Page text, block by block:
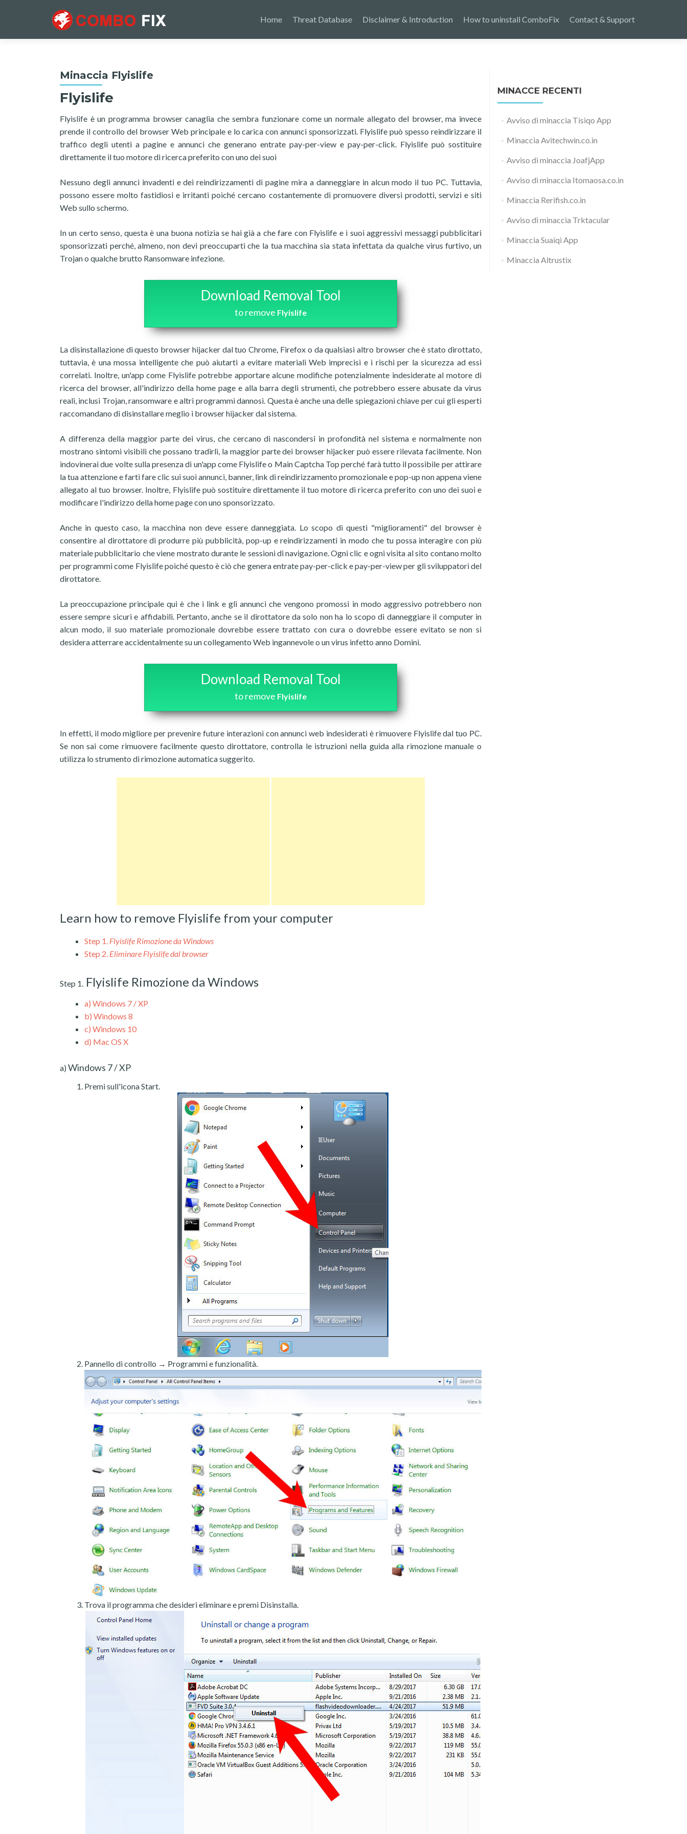
Home Threat Database Disclaimer & Introduction How to uninstall ComboFix Contact & Support
Minaccia Flyislife
Flyislife
Flyislife è un programma browser canaglia che sembra funzionare come un normale allegato del browser, ma invece
prende il controllo del browser Web principale e lo carica con annunci sponsorizzati. Flyislife può spesso reindirizzare il
traffico degli utenti a pagine e annunci che generano entrate pay-per-view e pay-per-click. Flyislife può sostituire
direttamente il tuo motore di ricerca preferito con uno dei suoi
Nessuno degli annunci invadenti e dei reindirizzamenti di pagine mira a danneggiare in alcun modo il tuo PC. Tuttavia,
possono essere molto fastidiosi e irritanti poiché cercano costantemente di promuovere diversi prodotti, servizi e siti
Web sullo schermo.
In un certo senso, questa è una buona notizia se hai già a che fare con Flyislife e i suoi aggressivi messaggi pubblicitari
sponsorizzati perché, almeno, non devi preoccuparti che la tua macchina sia stata infettata da qualche virus furtivo, un
Trojan o qualche brutto Ransomware infezione.
Download Removal Tool
to remove Flyislife
La disinstallazione di questo browser hijacker dal tuo Chrome, Firefox o da qualsiasi altro browser che è stato dirottato,
tuttavia, è una mossa intelligente che può aiutarti a evitare materiali Web imprecisi e i rischi per la sicurezza ad essi
correlati. Inoltre, un'app come Flyislife potrebbe apportare alcune modifiche potenzialmente indesiderate al motore di
ricerca del browser, all'indirizzo della home page e alla barra degli strumenti, che potrebbero essere abusate da virus
reali, inclusi Trojan, ransomware e altri programmi dannosi. Questa è anche una delle spiegazioni chiave per cui gli esperti
raccomandano di disinstallare meglio i browser hijacker dal sistema.
A differenza della maggior parte dei virus, che cercano di nascondersi in profondità nel sistema e normalmente non
mostrano sintomi visibili che possano tradirli, la maggior parte dei browser hijacker può essere rilevata facilmente. Non
indovinerai due volte sulla presenza di un'app come Flyislife o Main Captcha Top perché farà tutto il possibile per attirare
la tua attenzione e farti fare clic sui suoi annunci, banner, link di reindirizzamento promozionale e pop-up non appena viene
allegato al tuo browser. Inoltre, Flyislife può sostituire direttamente il tuo motore di ricerca preferito con uno dei suoi e
modificare l'indirizzo della home page con uno sponsorizzato.
Anche in questo caso, la macchina non deve essere danneggiata. Lo scopo di questi "miglioramenti" del browser è
consentire al dirottatore di produrre più pubblicità, pop-up e reindirizzamenti in modo che tu possa interagire con più
materiale pubblicitario che viene mostrato durante le sessioni di navigazione. Ogni clic e ogni visita al sito contano molto
per programmi come Flyislife poiché questo è ciò che genera entrate pay-per-click e pay-per-view per gli sviluppatori del
dirottatore.
La preoccupazione principale qui è che i link e gli annunci che vengono promossi in modo aggressivo potrebbero non
essere sempre sicuri e affidabili. Pertanto, anche se il dirottatore da solo non ha lo scopo di danneggiare il computer in
alcun modo, il suo materiale promozionale dovrebbe essere trattato con cura o dovrebbe essere evitato se non si
desidera atterrare accidentalmente su un collegamento Web ingannevole o un virus infetto anno Domini.
Download Removal Tool
to remove Flyislife
In effetti, il modo migliore per prevenire future interazioni con annunci web indesiderati è rimuovere Flyislife dal tuo PC.
Se non sai come rimuovere facilmente questo dirottatore, controlla le istruzioni nella guida alla rimozione manuale o
utilizza lo strumento di rimozione automatica suggerito.
Learn how to remove Flyislife from your computer
Step 1. Flyislife Rimozione da Windows
Step 2. Eliminare Flyislife dal browser
Step 1. Flyislife Rimozione da Windows
a) Windows 7 / XP
b) Windows 8
c) Windows 10
d) Mac OS X
a) Windows 7 / XP
Premi sull'icona Start.
Pannello di controllo → Programmi e funzionalità.
Trova il programma che desideri eliminare e premi Disinstalla.
MINACCE RECENTI
Avviso di minaccia Tisiqo App
Minaccia Avitechwin.co.in
Avviso di minaccia JoafjApp
Avviso di minaccia Itomaosa.co.in
Minaccia Rerifish.co.in
Avviso di minaccia Trktacular
Minaccia Suaiqi App
Minaccia Altrustix